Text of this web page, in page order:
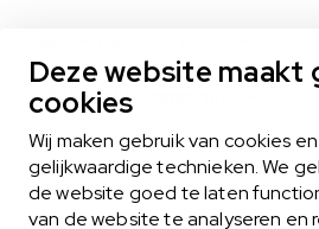
Deze website maakt
cookies
Wij maken gebruik van cookies
gelijkwaardige technieken. We
de website goed te laten
van de website te analyseren
Bekijk alle domeinen
MIDLANCEN